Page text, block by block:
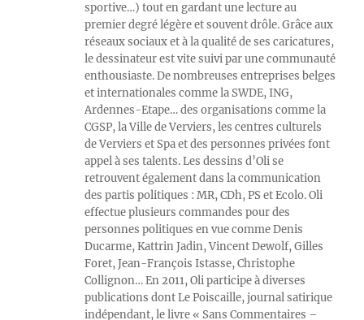
sportive…) tout en gardant une lecture au
premier degré légère et souvent drôle. Grâce aux
réseaux sociaux et à la qualité de ses caricatures,
le dessinateur est vite suivi par une communauté
enthousiaste. De nombreuses entreprises belges
et internationales comme la SWDE, ING,
Ardennes-Etape… des organisations comme la
CGSP, la Ville de Verviers, les centres culturels
de Verviers et Spa et des personnes privées font
appel à ses talents. Les dessins d’Oli se
retrouvent également dans la communication
des partis politiques : MR, CDh, PS et Ecolo. Oli
effectue plusieurs commandes pour des
personnes politiques en vue comme Denis
Ducarme, Kattrin Jadin, Vincent Dewolf, Gilles
Foret, Jean-François Istasse, Christophe
Collignon… En 2011, Oli participe à diverses
publications dont Le Poiscaille, journal satirique
indépendant, le livre « Sans Commentaires –